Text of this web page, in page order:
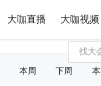
大咖直播 大咖视频
本周 下周